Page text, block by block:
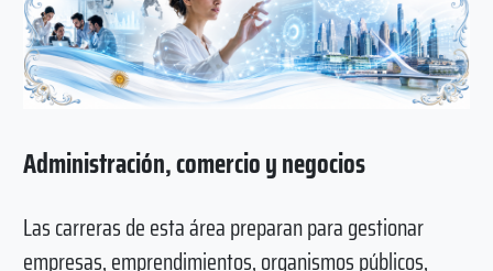
Administración, comercio y negocios
Las carreras de esta área preparan para gestionar
empresas, emprendimientos, organismos públicos,